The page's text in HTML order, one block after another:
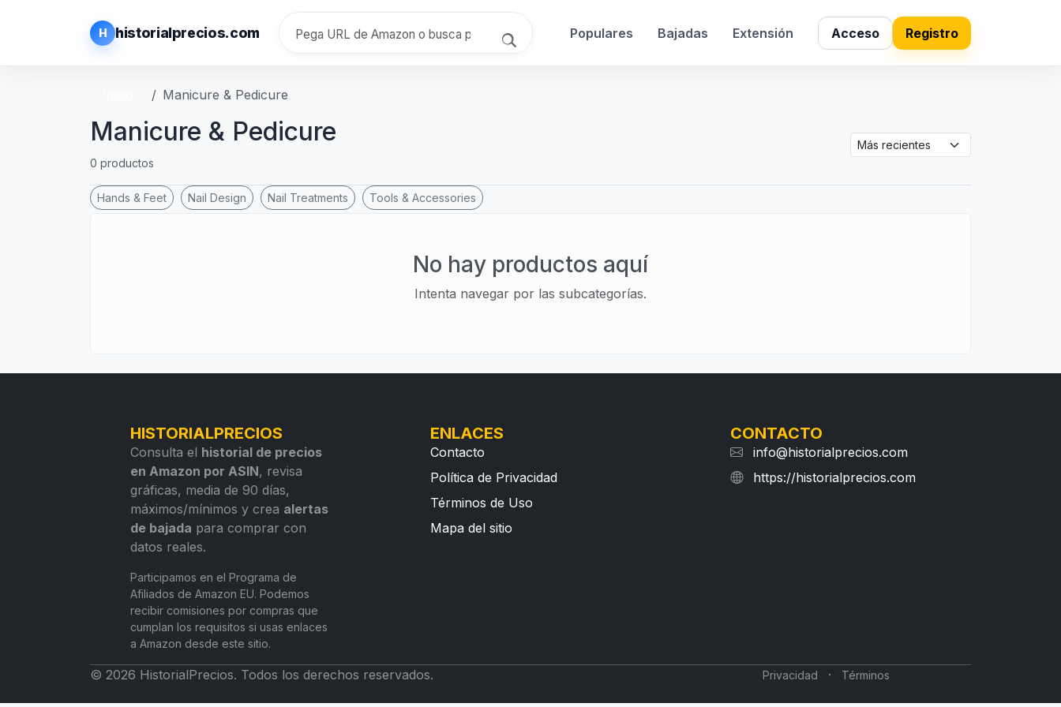
H historialprecios.com Populares Bajadas Extensión Acceso Registro
Manicure & Pedicure
Manicure & Pedicure
0 productos
Hands & Feet Nail Design Nail Treatments Tools & Accessories
No hay productos aquí
Intenta navegar por las subcategorías.
HISTORIALPRECIOS
Consulta el historial de precios
en Amazon por ASIN, revisa
gráficas, media de 90 días,
máximos/mínimos y crea alertas
de bajada para comprar con
datos reales.
Participamos en el Programa de
Afiliados de Amazon EU. Podemos
recibir comisiones por compras que
cumplan los requisitos si usas enlaces
a Amazon desde este sitio.
ENLACES
Contacto
Política de Privacidad
Términos de Uso
Mapa del sitio
CONTACTO
info@historialprecios.com
https://historialprecios.com
© 2026 HistorialPrecios. Todos los derechos reservados. Privacidad · Términos